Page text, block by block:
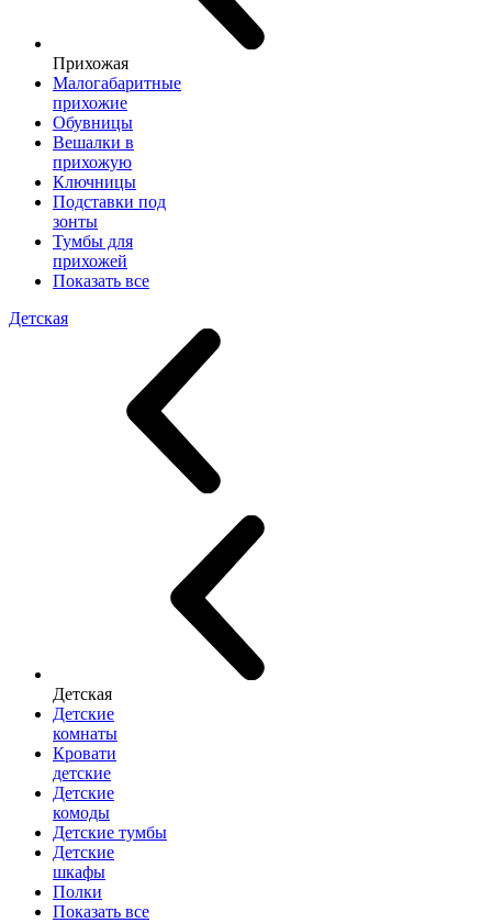
Прихожая
Малогабаритные
прихожие
Обувницы
Вешалки в
прихожую
Ключницы
Подставки под
зонты
Тумбы для
прихожей
Показать все
Детская
Детская
Детские
комнаты
Кровати
детские
Детские
комоды
Детские тумбы
Детские
шкафы
Полки
Показать все